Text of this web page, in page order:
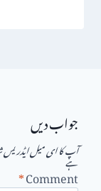
جواب دیں
آپ کا ای میل ایڈریس
ہے
Comment
*